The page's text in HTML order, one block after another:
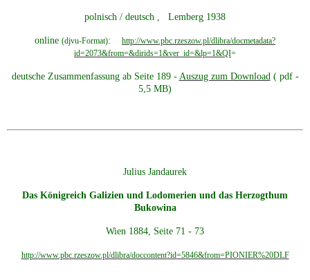
polnisch / deutsch , Lemberg 1938
online (djvu-Format): http://www.pbc.rzeszow.pl/dlibra/docmetadata?
id=2073&from=&dirids=1&ver_id=&lp=1&QI=
deutsche Zusammenfassung ab Seite 189 - Auszug zum Download( pdf -
5,5 MB)
Julius Jandaurek
Das Königreich Galizien und Lodomerien und das Herzogthum
Bukowina
Wien 1884, Seite 71 - 73
http://www.pbc.rzeszow.pl/dlibra/doccontent?id=5846&from=PIONIER%20DLF